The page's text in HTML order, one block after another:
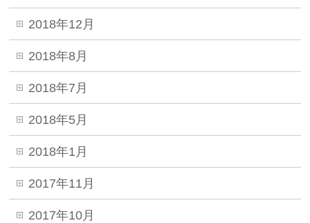
2018年12月
2018年8月
2018年7月
2018年5月
2018年1月
2017年11月
2017年10月